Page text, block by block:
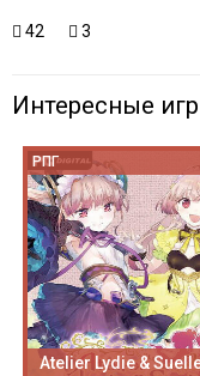
42 3
Интересные
РПГ
Atelier Lydie &